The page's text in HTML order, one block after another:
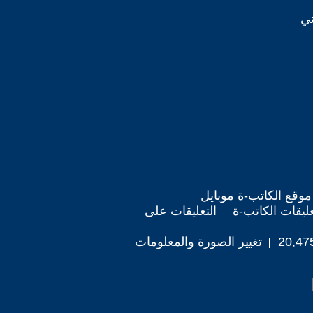
موقع الكاتب-ة موبايل
الكاتب-ة
التعليقات على
تغيير الصورة والمعلومات